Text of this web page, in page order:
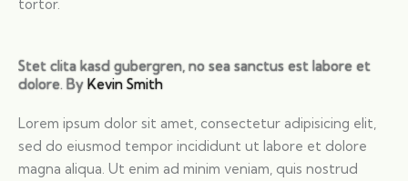
tortor.
Stet clita kasd gubergren, no sea sanctus est labore et
dolore. By Kevin Smith
Lorem ipsum dolor sit amet, consectetur adipisicing elit,
sed do eiusmod tempor incididunt ut labore et dolore
magna aliqua. Ut enim ad minim veniam, quis nostrud